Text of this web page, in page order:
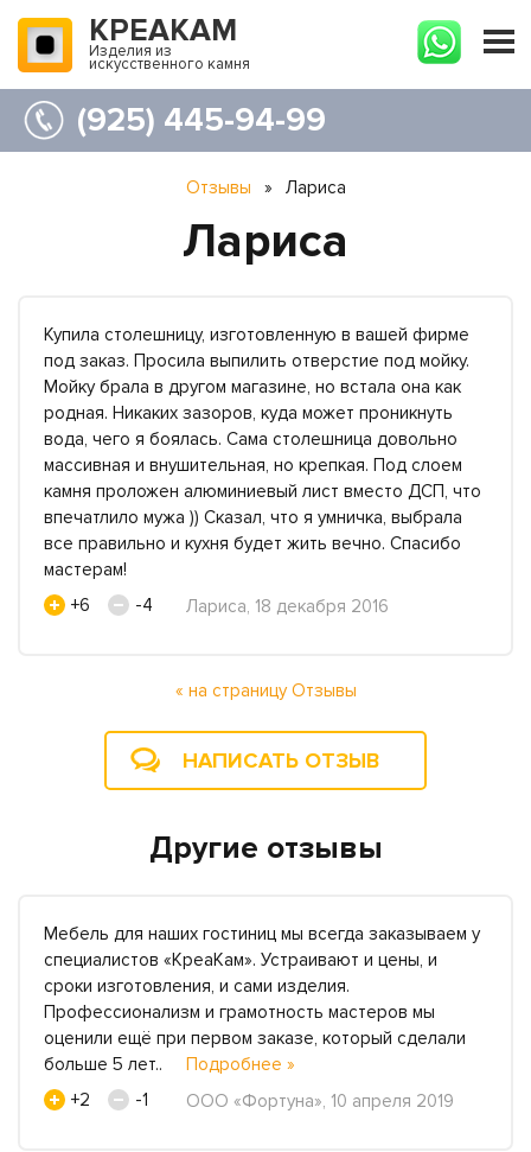
КРЕАКАМ
Изделия из
искусственного камня
(925) 445-94-99
Отзывы » Лариса
Лариса
Купила столешницу, изготовленную в вашей фирме
под заказ. Просила выпилить отверстие под мойку.
Мойку брала в другом магазине, но встала она как
родная. Никаких зазоров, куда может проникнуть
вода, чего я боялась. Сама столешница довольно
массивная и внушительная, но крепкая. Под слоем
камня проложен алюминиевый лист вместо ДСП, что
впечатлило мужа )) Сказал, что я умничка, выбрала
все правильно и кухня будет жить вечно. Спасибо
мастерам!
+6
-4 Лариса, 18 декабря 2016
« на страницу Отзывы
НАПИСАТЬ ОТЗЫВ
Другие отзывы
Мебель для наших гостиниц мы всегда заказываем у
специалистов «КреаКам». Устраивают и цены, и
сроки изготовления, и сами изделия.
Профессионализм и грамотность мастеров мы
оценили ещё при первом заказе, который сделали
больше 5 лет.. Подробнее »
+2
-1 ООО «Фортуна», 10 апреля 2019